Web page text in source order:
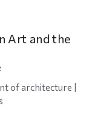
Art and the
of architecture |